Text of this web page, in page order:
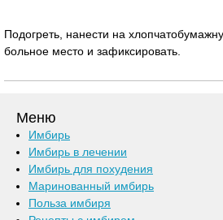
Подогреть, нанести на
больное место и зафиксировать.
Меню
Имбирь
Имбирь в лечении
Имбирь для похудения
Маринованный имбирь
Польза имбиря